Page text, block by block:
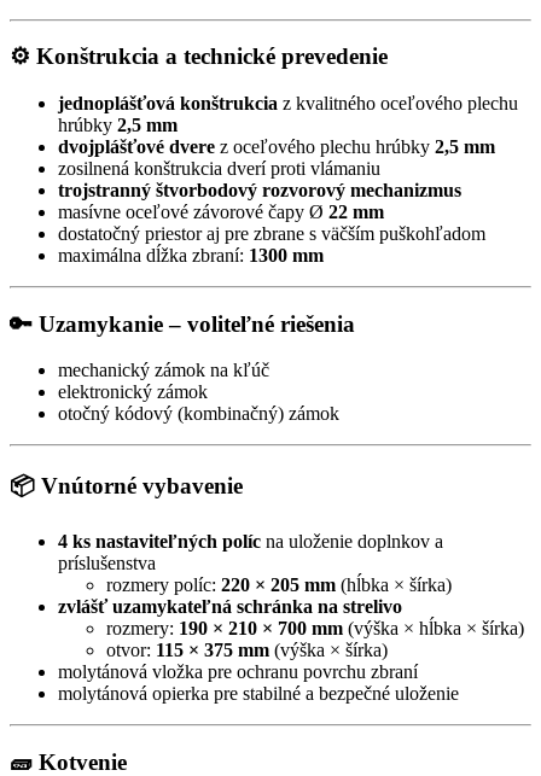
⚙️ Konštrukcia a technické prevedenie
jednoplášťová konštrukcia z kvalitného oceľového plechu
hrúbky 2,5 mm
dvojplášťové dvere z oceľového plechu hrúbky 2,5 mm
zosilnená konštrukcia dverí proti vlámaniu
trojstranný štvorbodový rozvorový mechanizmus
masívne oceľové závorové čapy Ø 22 mm
dostatočný priestor aj pre zbrane s väčším puškohľadom
maximálna dĺžka zbraní: 1300 mm
🔑 Uzamykanie – voliteľné riešenia
mechanický zámok na kľúč
elektronický zámok
otočný kódový (kombinačný) zámok
📦 Vnútorné vybavenie
4 ks nastaviteľných políc na uloženie doplnkov a
príslušenstva
rozmery políc: 220 × 205 mm (hĺbka × šírka)
zvlášť uzamykateľná schránka na strelivo
rozmery: 190 × 210 × 700 mm (výška × hĺbka × šírka)
otvor: 115 × 375 mm (výška × šírka)
molytánová vložka pre ochranu povrchu zbraní
molytánová opierka pre stabilné a bezpečné uloženie
🧱 Kotvenie